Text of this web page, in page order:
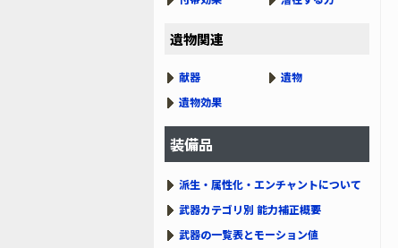
遺物関連
献器
遺物
遺物効果
装備品
派生・属性化・エンチャントについて
武器カテゴリ別 能力補正概要
武器の一覧表とモーション値